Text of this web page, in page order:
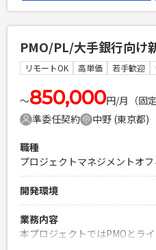
必須スキル
・ネイティブアプリの開発実
用した開発実務経験 ・要件を
GitHubを利用したチームでの開
PHPを用いたWebサービス
Laravelを用いた開発経験1年
エンジニア複数人のチームで
PMO/PL/大手銀行向け
リモートOK 高単価 若手歓迎
〜850,000円/月（固
準委任契約
中野 (東京都)
職種
プロジェクトマネジメントオフ
開発環境
業務内容
本プロジェクトではPMOとラ